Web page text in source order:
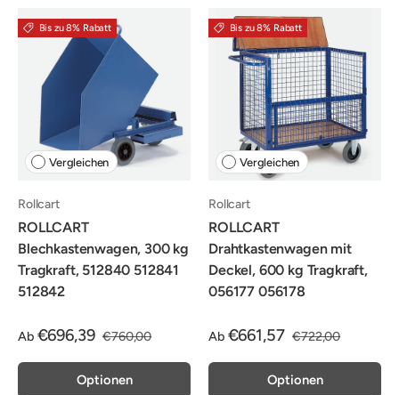
Bis zu 8% Rabatt
Vergleichen
Rollcart
ROLLCART
Blechkastenwagen, 300 kg
Tragkraft, 512840 512841
512842
Ab €696,39 €760,00
Optionen
Bis zu 8% Rabatt
Vergleichen
Rollcart
ROLLCART
Drahtkastenwagen mit
Deckel, 600 kg Tragkraft,
056177 056178
Ab €661,57 €722,00
Optionen